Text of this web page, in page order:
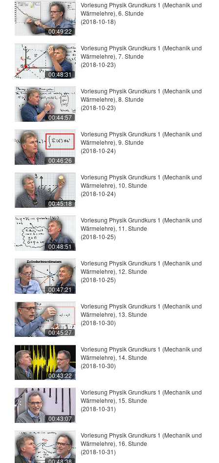
00:49:22
Vorlesung Physik Grundkurs 1 (Mechanik und
Wärmelehre), 6. Stunde
(2018-10-18)
00:48:31
Vorlesung Physik Grundkurs 1 (Mechanik und
Wärmelehre), 7. Stunde
(2018-10-23)
00:44:57
Vorlesung Physik Grundkurs 1 (Mechanik und
Wärmelehre), 8. Stunde
(2018-10-23)
00:46:26
Vorlesung Physik Grundkurs 1 (Mechanik und
Wärmelehre), 9. Stunde
(2018-10-24)
00:45:18
Vorlesung Physik Grundkurs 1 (Mechanik und
Wärmelehre), 10. Stunde
(2018-10-24)
00:48:51
Vorlesung Physik Grundkurs 1 (Mechanik und
Wärmelehre), 11. Stunde
(2018-10-25)
00:47:21
Vorlesung Physik Grundkurs 1 (Mechanik und
Wärmelehre), 12. Stunde
(2018-10-25)
00:45:27
Vorlesung Physik Grundkurs 1 (Mechanik und
Wärmelehre), 13. Stunde
(2018-10-30)
00:43:22
Vorlesung Physik Grundkurs 1 (Mechanik und
Wärmelehre), 14. Stunde
(2018-10-30)
00:43:07
Vorlesung Physik Grundkurs 1 (Mechanik und
Wärmelehre), 15. Stunde
(2018-10-31)
00:48:38
Vorlesung Physik Grundkurs 1 (Mechanik und
Wärmelehre), 16. Stunde
(2018-10-31)